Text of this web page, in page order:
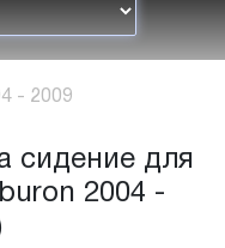
- 2009
сидение для
2004 -